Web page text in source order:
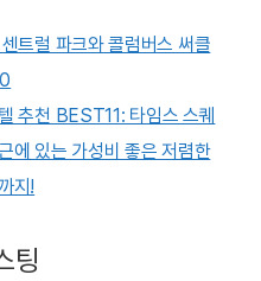
트럴 파크와 콜럼버스 써클
추천 BEST11: 타임스 스퀘
에 있는 가성비 좋은 저렴한
지!
팅